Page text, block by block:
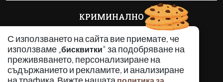
С използването на сайта вие приемате, че
използваме „бисквитки" за подобряване на
преживяването, персонализиране на
съдържанието и рекламите, и анализиране
КРИМИНАЛНО
ИНЦИДЕНТИ
АНАЛИЗИ
ПО СВЕТА
ВОДЕЩИ ТЕМИ